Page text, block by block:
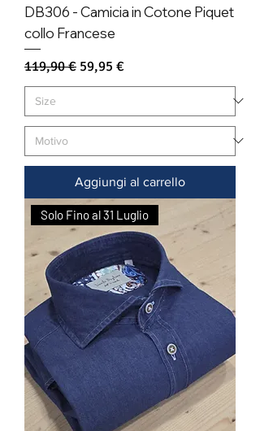
DB306 - Camicia in Cotone Piquet
collo Francese
Prezzo regolare
119,90 € Prezzo scontato
59,95 €
Aggiungi al carrello
Solo Fino al 31 Luglio